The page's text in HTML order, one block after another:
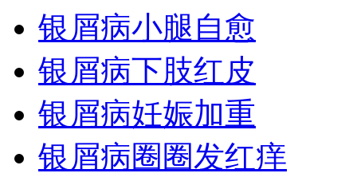
银屑病小腿自愈
银屑病下肢红皮
银屑病妊娠加重
银屑病圈圈发红痒